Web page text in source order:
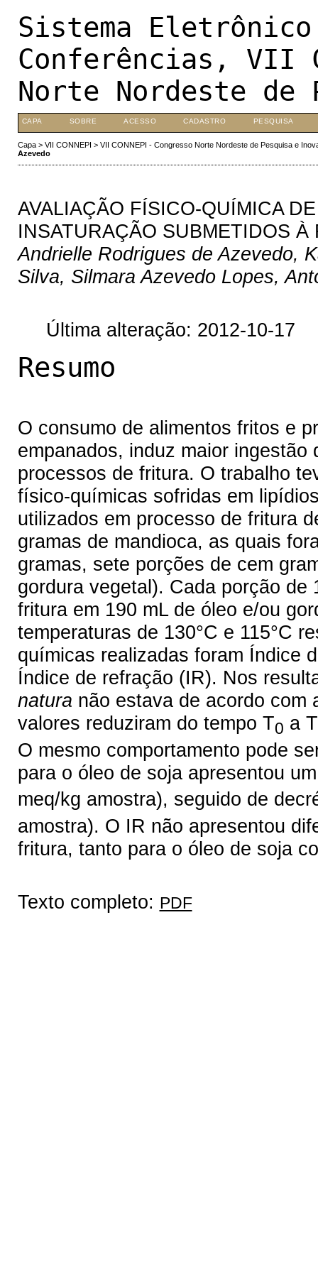
Sistema
Conferências, VII
Norte Nordeste de
CAPA SOBRE ACESSO CADASTRO PESQUISA
Capa> VII CONNEPI > VII CONNEPI - Congresso Norte Nordeste de Pesquisa e
Azevedo
AVALIAÇÃO FÍSICO-QUÍMICA
INSATURAÇÃO SUBMETIDOS
Andrielle Rodrigues de Azevedo,
Silva, Silmara Azevedo Lopes,
Última alteração: 2012-10-17
Resumo
O consumo de alimentos fritos e
empanados, induz maior
processos de fritura. O trabalho
físico-químicas sofridas em
utilizados em processo de fritura
gramas de mandioca, as quais
gramas, sete porções de cem
gordura vegetal). Cada porção
fritura em 190 mL de óleo e/ou
temperaturas de 130°C e 115°C
químicas realizadas foram Índice
Índice de refração (IR). Nos
natura não estava de acordo com
valores reduziram do tempo T0 a T
O mesmo comportamento pode
para o óleo de soja apresentou
meq/kg amostra), seguido de
amostra). O IR não apresentou
fritura, tanto para o óleo de soja
Texto completo: PDF